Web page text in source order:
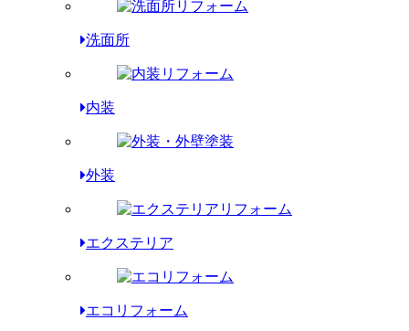
洗面所
内装
外装
エクステリア
エコリフォーム